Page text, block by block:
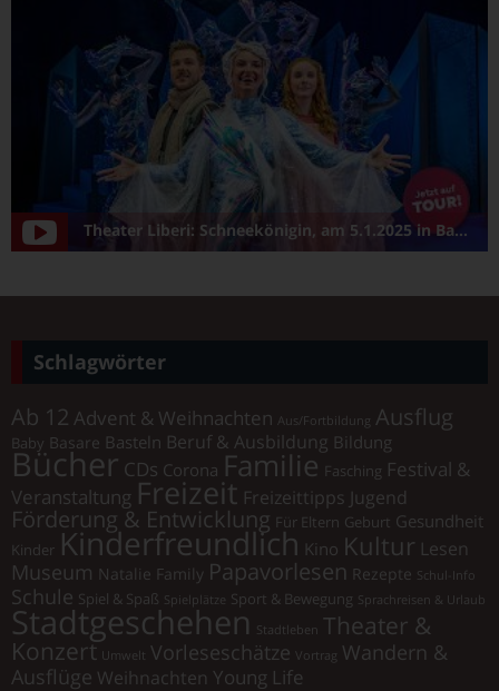
Theater Liberi: Schneekönigin, am 5.1.2025 in Bamberg/Konzerthalle
Schlagwörter
Ab 12 Advent & Weihnachten Aus/Fortbildung Ausflug
Baby Basare Basteln Beruf & Ausbildung Bildung
Bücher CDs Corona Familie Fasching Festival &
Veranstaltung Freizeit Freizeittipps Jugend
Förderung & Entwicklung Für Eltern Geburt Gesundheit
Kinder Kinderfreundlich Kino Kultur Lesen
Museum Natalie Family Papavorlesen Rezepte Schul-Info
Schule Spiel & Spaß Spielplätze Sport & Bewegung Sprachreisen & Urlaub
Stadtgeschehen Stadtleben Theater &
Konzert Umwelt Vorleseschätze Vortrag Wandern &
Ausflüge Weihnachten Young Life